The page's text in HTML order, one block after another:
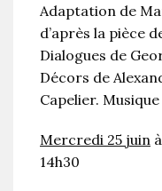
Adaptation de
d’après la pièce
Dialogues de
Décors de
Capelier.
Mercredi 25 juin
14h30